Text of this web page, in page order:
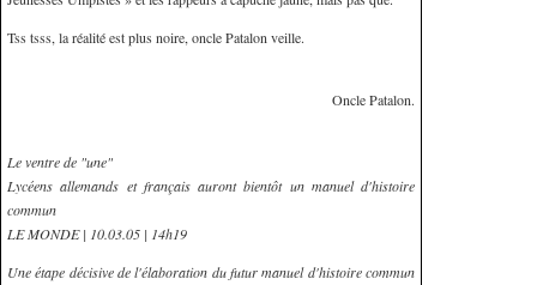
Tss tsss, la réalité est plus noire, oncle Patalon veille.
Oncle Patalon.
Le ventre de "une"
Lycéens allemands et français auront bientôt un manuel d'histoire
commun
LE MONDE | 10.03.05 | 14h19
Une étape décisive de l'élaboration du futur manuel d'histoire commun